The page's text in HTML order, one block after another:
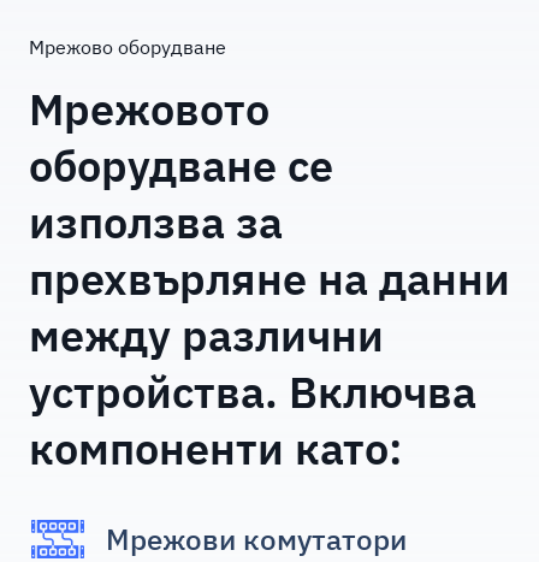
Мрежово оборудване
Мрежовото
оборудване се
използва за
прехвърляне на данни
между различни
устройства. Включва
компоненти като:
Мрежови комутатори